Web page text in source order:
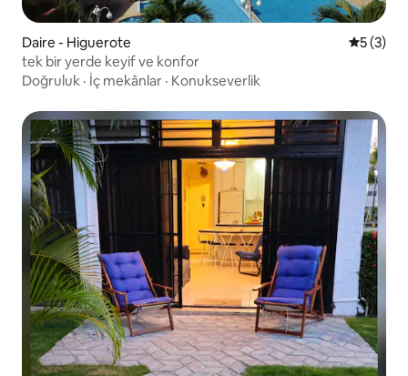
Daire - Higuerote 55 (3)
tek bir yerde keyif ve konfor
Doğruluk · İç mekânlar · Konukseverlik